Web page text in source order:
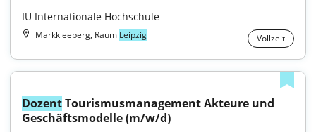
IU Internationale Hochschule
Markkleeberg, Raum Leipzig Vollzeit
Dozent Tourismusmanagement Akteure und
Geschäftsmodelle (m/w/d)